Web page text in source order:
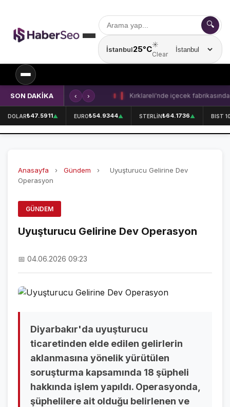
🔍
İstanbul25°C☀️
Clear
Şehir seçin
SPOR
SPOR HABERLERİ
FENERBAHÇE
ÖZEL SAYFALAR
HAVA DURUMU
NÖBETÇİ ECZANELER
SON DAKİKA
SON DAKİKA HABERLERİ
VİDEO GALERİ
SON DAKİKA ‹ › Kırklareli'nde içecek fabrikasında
DOLAR₺47.5911▲ EURO₺54.9344▲ STERLİN₺64.1736▲ BIST
Anasayfa › Gündem ›
Uyuşturucu Gelirine Dev
Operasyon
GÜNDEM
Uyuşturucu Gelirine Dev Operasyon
📅 04.06.2026 09:23
Diyarbakır'da uyuşturucu
ticaretinden elde edilen gelirlerin
aklanmasına yönelik yürütülen
soruşturma kapsamında 18 şüpheli
hakkında işlem yapıldı. Operasyonda,
şüphelilere ait olduğu belirlenen ve